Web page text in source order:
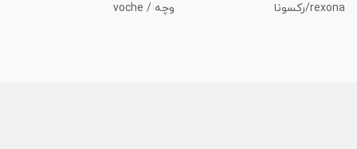
rexona/رکسونا وچه / voche